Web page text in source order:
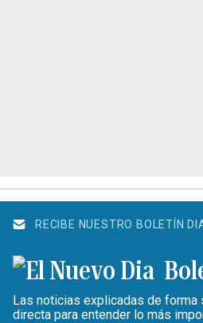
RECIBE NUESTRO BOLETÍN
Las noticias explicadas de forma
directa para entender lo más